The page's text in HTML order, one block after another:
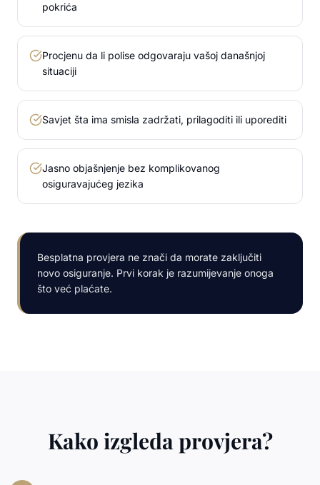
pokrića
Procjenu da li polise odgovaraju vašoj današnjoj
situaciji
Savjet šta ima smisla zadržati, prilagoditi ili uporediti
Jasno objašnjenje bez komplikovanog
osiguravajućeg jezika
Besplatna provjera ne znači da morate zaključiti
novo osiguranje. Prvi korak je razumijevanje onoga
što već plaćate.
Kako izgleda provjera?